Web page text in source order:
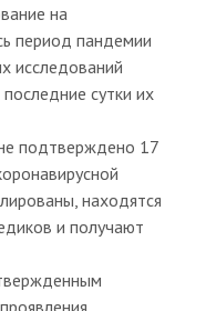
на
период пандемии
исследований
сутки их
подтверждено 17
находятся
и получают